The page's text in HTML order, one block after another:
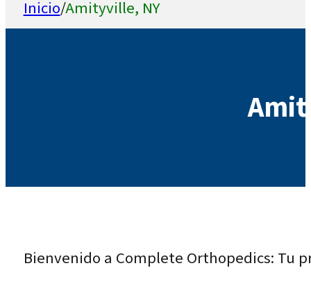
Inicio/Amityville, NY
Bienvenido a Complete Orthopedics: Tu